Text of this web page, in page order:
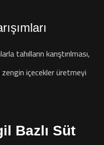
tahılların karıştırılması,
içecekler üretmeyi
Bazlı Süt